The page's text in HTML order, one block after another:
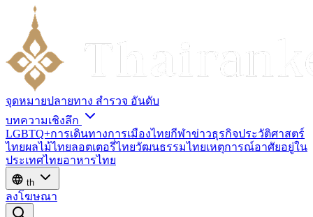
จุดหมายปลายทาง สำรวจ อันดับ
บทความเชิงลึก
LGBTQ+การเดินทางการเมืองไทยกีฬาข่าวธุรกิจประวัติศาสตร์
ไทยผลไม้ไทยลอตเตอรี่ไทยวัฒนธรรมไทยเหตุการณ์อาศัยอยู่ใน
ประเทศไทยอาหารไทย
th
ลงโฆษณา